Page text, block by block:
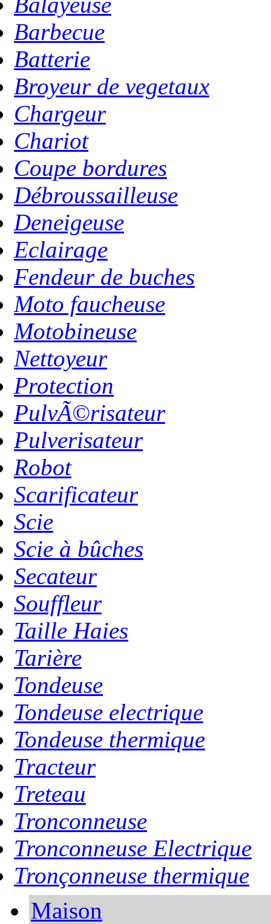
Barbecue
Batterie
Broyeur de vegetaux
Chargeur
Chariot
Coupe bordures
Débroussailleuse
Deneigeuse
Eclairage
Fendeur de buches
Moto faucheuse
Motobineuse
Nettoyeur
Protection
PulvÃ©risateur
Pulverisateur
Robot
Scarificateur
Scie
Scie à bûches
Secateur
Souffleur
Taille Haies
Tarière
Tondeuse
Tondeuse electrique
Tondeuse thermique
Tracteur
Treteau
Tronconneuse
Tronconneuse Electrique
Tronçonneuse thermique
Maison